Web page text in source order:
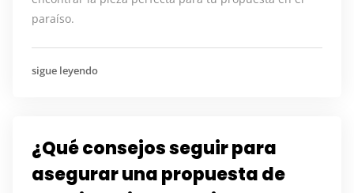
paraíso.
sigue leyendo
¿Qué consejos seguir para
asegurar una propuesta de